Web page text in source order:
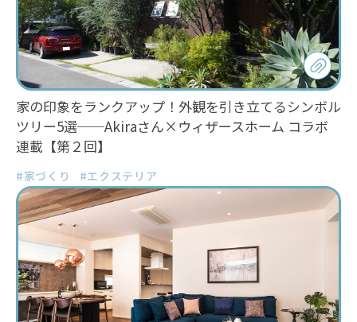
家の印象をランクアップ！外観を引き立てるシンボル
ツリー5選──Akiraさん×ウィザースホーム コラボ
連載【第２回】
#家づくり #エクステリア